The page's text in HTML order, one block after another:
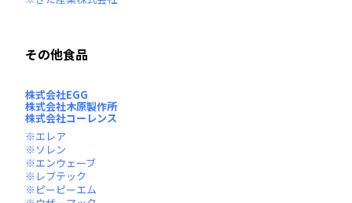
その他食品
株式会社EGG
株式会社木原製作所
株式会社コーレンス
エレア
ソレン
エンウェーブ
レブテック
ピーピーエム